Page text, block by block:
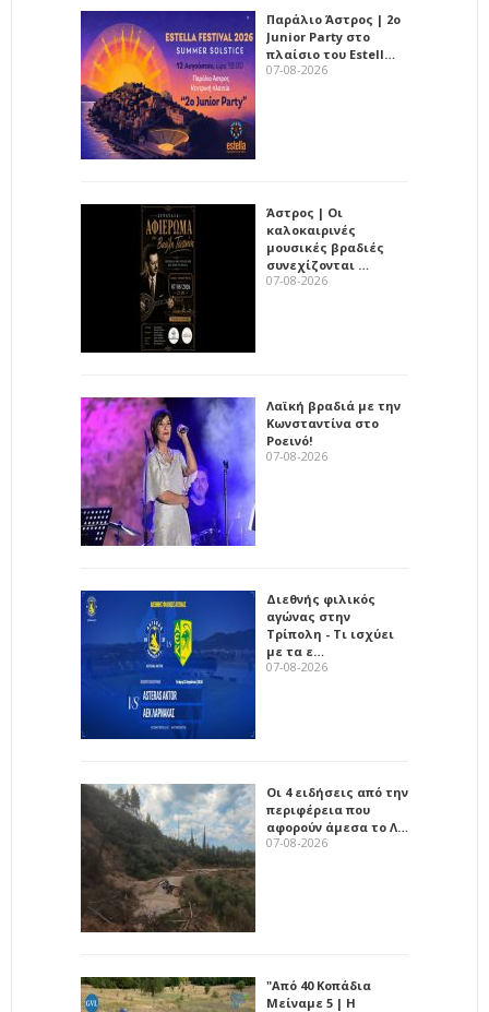
Παράλιο Άστρος | 2ο
Junior Party στο
πλαίσιο του Estell…
07-08-2026
Άστρος | Οι
καλοκαιρινές
μουσικές βραδιές
συνεχίζονται …
07-08-2026
Λαϊκή βραδιά με την
Κωνσταντίνα στο
Ροεινό!
07-08-2026
Διεθνής φιλικός
αγώνας στην
Τρίπολη - Τι ισχύει
με τα ε…
07-08-2026
Οι 4 ειδήσεις από την
περιφέρεια που
αφορούν άμεσα το Λ…
07-08-2026
"Από 40 Κοπάδια
Μείναμε 5 | Η